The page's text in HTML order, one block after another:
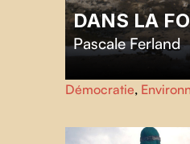
DANS LA
Pascale Ferland
Dans la forêtest un
liens profonds entre
Démocratie,